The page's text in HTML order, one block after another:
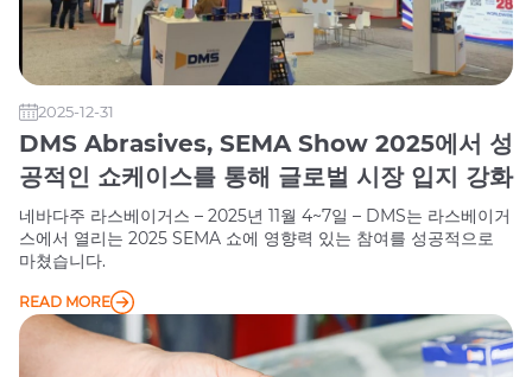
2025-12-31
DMS Abrasives, SEMA Show 2025에서 성
공적인 쇼케이스를 통해 글로벌 시장 입지 강화
네바다주 라스베이거스 – 2025년 11월 4~7일 – DMS는 라스베이거
스에서 열리는 2025 SEMA 쇼에 영향력 있는 참여를 성공적으로
마쳤습니다.
READ MORE